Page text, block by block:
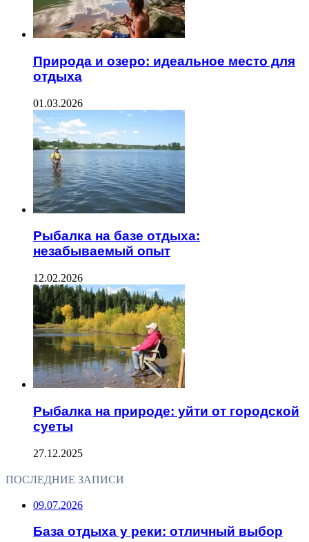
Природа и озеро: идеальное место для
отдыха
01.03.2026
Рыбалка на базе отдыха:
незабываемый опыт
12.02.2026
Рыбалка на природе: уйти от городской
суеты
27.12.2025
ПОСЛЕДНИЕ ЗАПИСИ
09.07.2026
База отдыха у реки: отличный выбор